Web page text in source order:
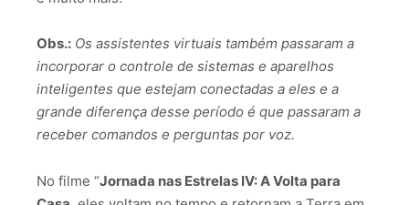
Obs.: Os assistentes virtuais também passaram a
incorporar o controle de sistemas e aparelhos
inteligentes que estejam conectadas a eles e a
grande diferença desse período é que passaram a
receber comandos e perguntas por voz.
No filme “Jornada nas Estrelas IV: A Volta para